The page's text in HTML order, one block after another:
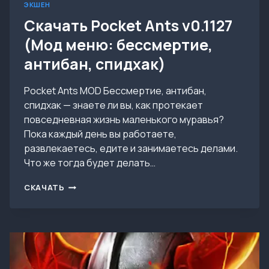
ЭКШЕН
Скачать Pocket Ants v0.1127
(Мод меню: бессмертие,
антибан, спидхак)
Pocket Ants MOD Бессмертие, антибан,
спидхак — знаете ли вы, как протекает
повседневная жизнь маленького муравья?
Пока каждый день вы работаете,
развлекаетесь, едите и занимаетесь делами.
Что же тогда будет делать…
СКАЧАТЬ СКАЧАТЬ
(МОД
МЕНЮ:
БЕССМЕРТИЕ,
АНТИБАН,